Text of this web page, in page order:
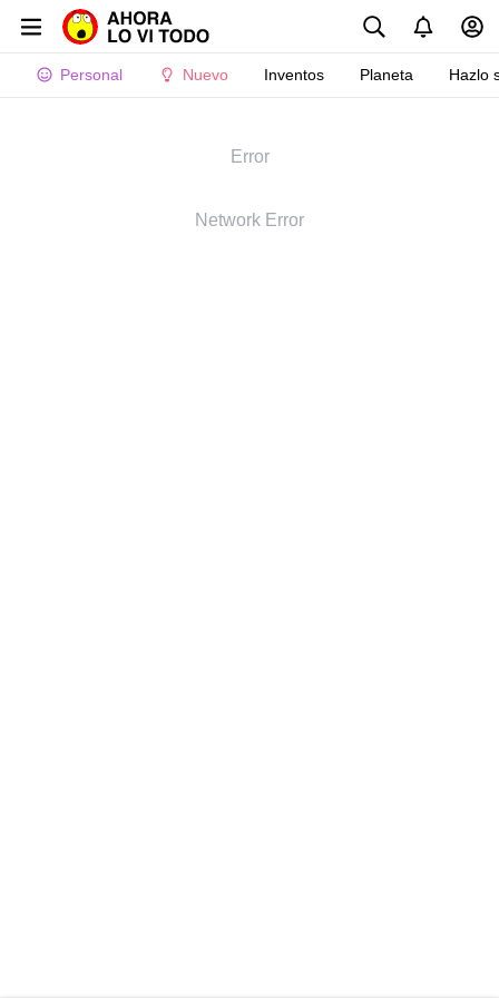
Personal Nuevo Inventos Planeta Hazlo
Error
Network Error